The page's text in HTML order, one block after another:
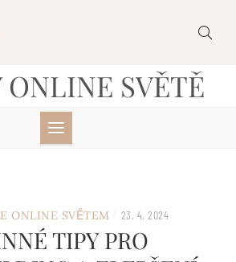
ONLINE SVĚTĚ
ONLINE SVĚTEM 23. 4. 2024
TIPY PRO